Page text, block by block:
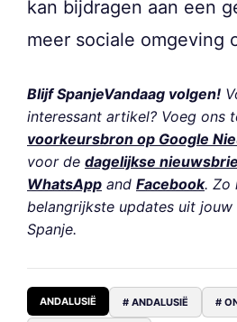
kan bijdragen aan een
meer sociale omgeving
Blijf SpanjeVandaag volgen!
interessant artikel? Voeg ons
voorkeursbron op Google
voor de dagelijkse
WhatsApp and Facebook. Zo
belangrijkste updates uit
Spanje.
ANDALUSIË # ANDALUSIË #